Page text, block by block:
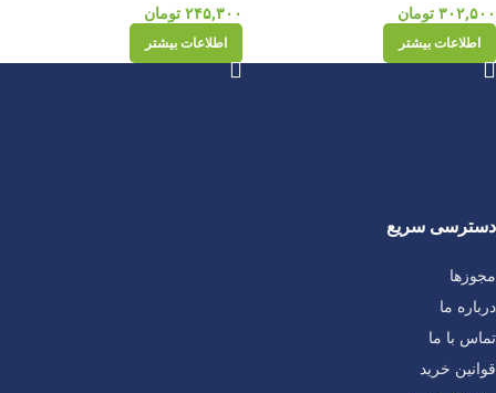
۳۰۲,۵۰۰ تومان
اطلاعات بیشتر
۲۴۵,۳۰۰ تومان
اطلاعات بیشتر
دسترسی سریع
مجوزها
درباره ما
تماس با ما
قوانین خرید